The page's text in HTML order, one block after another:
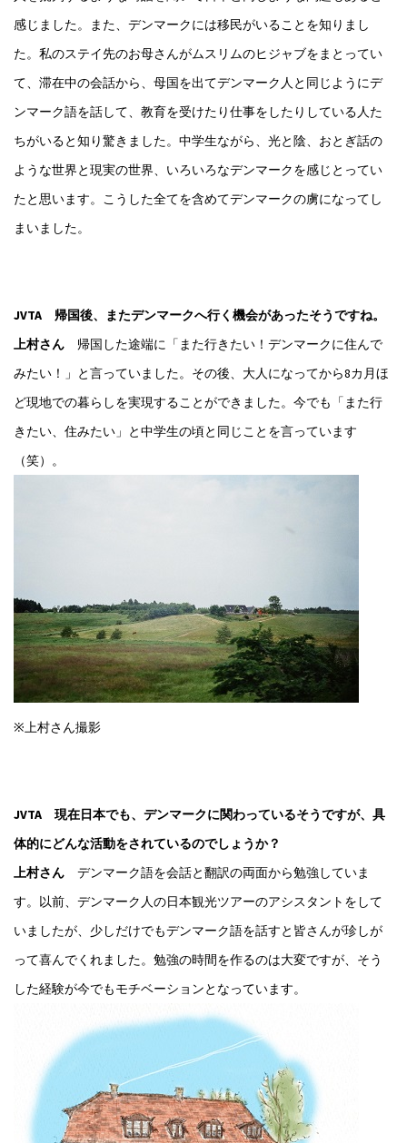
感じました。また、デンマークには移民がいることを知りまし
た。私のステイ先のお母さんがムスリムのヒジャブをまとってい
て、滞在中の会話から、母国を出てデンマーク人と同じようにデ
ンマーク語を話して、教育を受けたり仕事をしたりしている人た
ちがいると知り驚きました。中学生ながら、光と陰、おとぎ話の
ような世界と現実の世界、いろいろなデンマークを感じとってい
たと思います。こうした全てを含めてデンマークの虜になってし
まいました。
JVTA 帰国後、またデンマークへ行く機会があったそうですね。
上村さん 帰国した途端に「また行きたい！デンマークに住んで
みたい！」と言っていました。その後、大人になってから8カ月ほ
ど現地での暮らしを実現することができました。今でも「また行
きたい、住みたい」と中学生の頃と同じことを言っています
（笑）。
※上村さん撮影
JVTA 現在日本でも、デンマークに関わっているそうですが、具
体的にどんな活動をされているのでしょうか？
上村さん デンマーク語を会話と翻訳の両面から勉強していま
す。以前、デンマーク人の日本観光ツアーのアシスタントをして
いましたが、少しだけでもデンマーク語を話すと皆さんが珍しが
って喜んでくれました。勉強の時間を作るのは大変ですが、そう
した経験が今でもモチベーションとなっています。